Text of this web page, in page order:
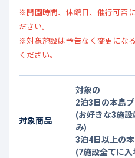
※開園時間、休館日、催行可否
ださい。
※対象施設は予告なく変更にな
ください。
対象商品
対象の
2泊3日の本島
(お好きな3施
み)
3泊4日以上の
(7施設全てに